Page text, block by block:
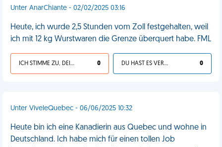
Unter AnarChiante - 02/02/2025 03:16
Heute, ich wurde 2,5 Stunden vom Zoll festgehalten, weil
ich mit 12 kg Wurstwaren die Grenze überquert habe. FML
ICH STIMME ZU, DEIN LEBEN IST SCHEISSE 0 DU HAST ES VERDIENT 0
Unter ViveleQuebec - 06/06/2025 10:32
Heute bin ich eine Kanadierin aus Quebec und wohne in
Deutschland. Ich habe mich für einen tollen Job